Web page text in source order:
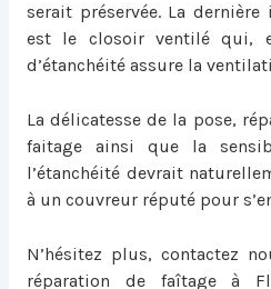
serait préservée. La
est le closoir ventilé qui,
d’étanchéité assure la
La délicatesse de la pose,
faitage ainsi que la
l’étanchéité devrait
à un couvreur réputé pour
N’hésitez plus, contactez
réparation de faîtage à